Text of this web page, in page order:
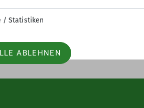
/ Statistiken
ABLEHNEN